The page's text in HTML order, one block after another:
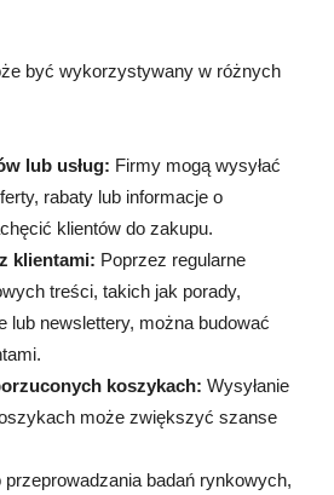
być wykorzystywany w różnych
lub usług: Firmy mogą wysyłać
rabaty lub informacje o
klientów do zakupu.
klientami: Poprzez regularne
treści, takich jak porady,
lub newslettery, można budować
koszykach: Wysyłanie
może zwiększyć szanse
badań rynkowych,